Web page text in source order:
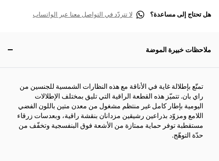
هل تحتاج إلى مساعدة؟ لا تتردّد في التواصل معنا عبر الواتساب
ملاحظات خبيرة الموضة
تمتّع بإطلالة غاية في الأناقة مع هذه النظارات الشمسية للجنسين من
راي بان. تتميّز هذه القطعة الراقية التي تليق بمختلف الإطلالات
اليومية بإطار كامل غير منتظم مشغول من معدن متين باللون الفضي
اللامع ومزوّد بذراعين رشيقين مزدانان بنقشة راقية، وبعدسات زرقاء
مستقطبة توفر حماية ممتازة من الأشعة فوق البنفسجية وتخفّف من
حدّة التوهّج.